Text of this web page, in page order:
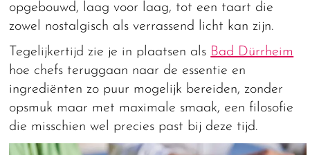
opgebouwd, laag voor laag, tot een taart die
zowel nostalgisch als verrassend licht kan zijn.
Tegelijkertijd zie je in plaatsen als Bad Dürrheim
hoe chefs teruggaan naar de essentie en
ingrediënten zo puur mogelijk bereiden, zonder
opsmuk maar met maximale smaak, een filosofie
die misschien wel precies past bij deze tijd.